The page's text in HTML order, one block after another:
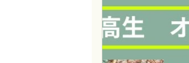
質問 大河ドラマ
誰も得しない日本史